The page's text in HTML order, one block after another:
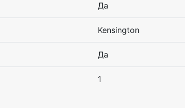
Да
Kensington
Да
1